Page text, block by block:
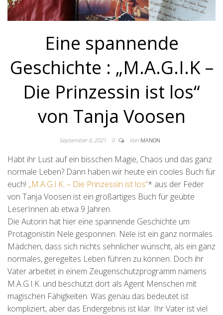
Eine spannende
Geschichte : „M.A.G.I.K –
Die Prinzessin ist los“
von Tanja Voosen
September 6, 2021 0 Von MANON
Habt ihr Lust auf ein bisschen Magie, Chaos und das ganz
normale Leben? Dann haben wir heute ein cooles Buch für
euch! „M.A.G.I.K. – Die Prinzessin ist los“* aus der Feder
von Tanja Voosen ist ein großartiges Buch für geübte
LeserInnen ab etwa 9 Jahren.
Die Autorin hat hier eine spannende Geschichte um
Protagonistin Nele gesponnen. Nele ist ein ganz normales
Mädchen, dass sich nichts sehnlicher wünscht, als ein ganz
normales, geregeltes Leben führen zu können. Doch ihr
Vater arbeitet in einem Zeugenschutzprogramm namens
M.A.G.I.K. und beschützt dort als Agent Menschen mit
magischen Fähigkeiten. Was genau das bedeutet ist
kompliziert, aber das Endergebnis ist klar. Ihr Vater ist viel